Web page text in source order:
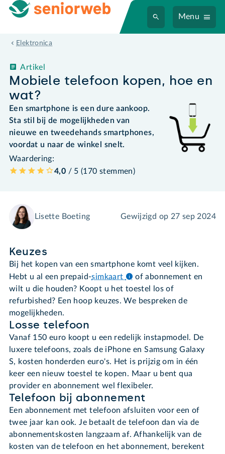
Menu
Elektronica
Mobiele telefoon kopen, hoe en
wat?
Artikel
Een smartphone is een dure aankoop.
Sta stil bij de mogelijkheden van
nieuwe en tweedehands smartphones,
voordat u naar de winkel snelt.
Waardering:
4,0 / 5 (170 stemmen)
Lisette Boeting Gewijzigd op 27 sep 2024
Keuzes
Bij het kopen van een smartphone komt veel kijken.
Hebt u al een prepaid-simkaart
of abonnement en
wilt u die houden? Koopt u het toestel los of
refurbished? Een hoop keuzes. We bespreken de
mogelijkheden.
Losse telefoon
Vanaf 150 euro koopt u een redelijk instapmodel. De
luxere telefoons, zoals de iPhone en Samsung Galaxy
S, kosten honderden euro's. Het is prijzig om in één
keer een nieuw toestel te kopen. Maar u bent qua
provider en abonnement wel flexibeler.
Telefoon bij abonnement
Een abonnement met telefoon afsluiten voor een of
twee jaar kan ook. Je betaalt de telefoon dan via de
abonnementskosten langzaam af. Afhankelijk van de
kosten van de telefoon en het abonnement, berekent